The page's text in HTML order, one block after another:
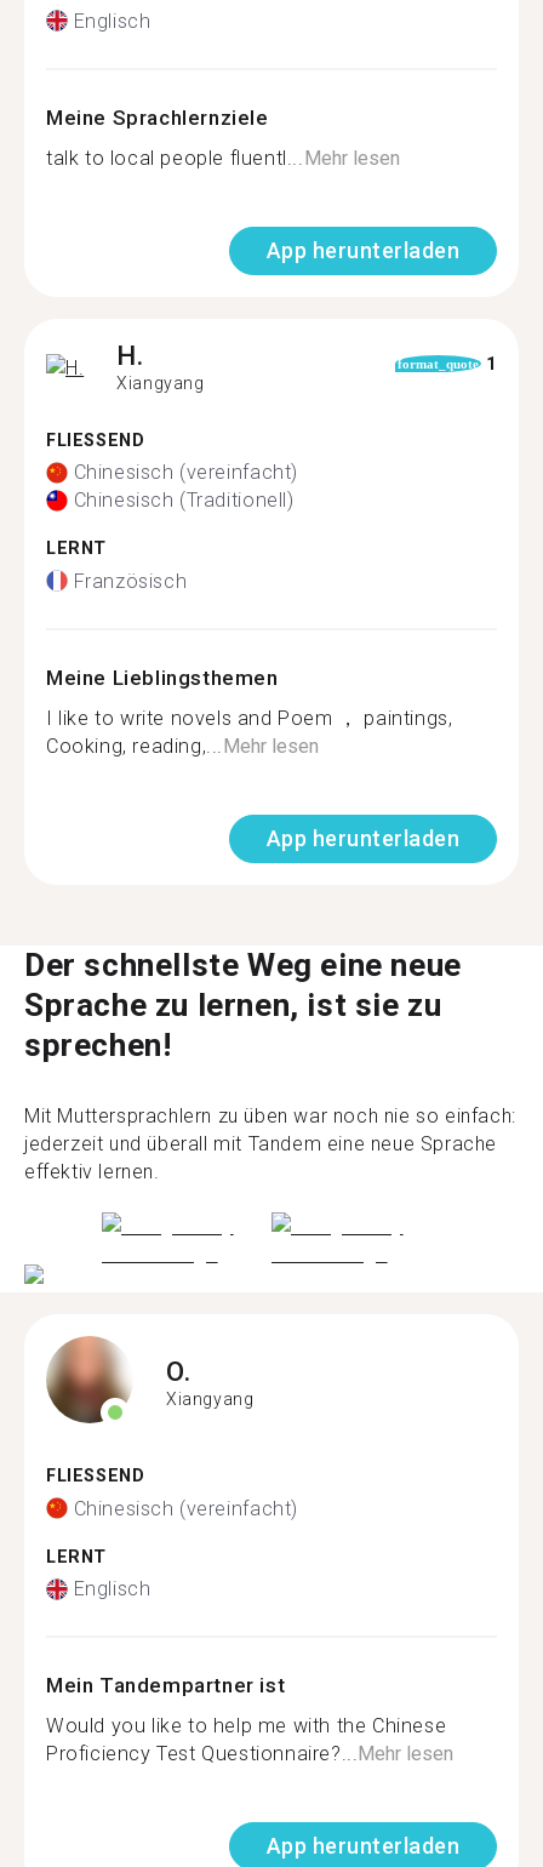
Englisch
Meine Sprachlernziele
talk to local people fluentl... Mehr lesen
App herunterladen
H.
Xiangyang
format_quote 1
FLIESSEND
Chinesisch (vereinfacht)
Chinesisch (Traditionell)
LERNT
Französisch
Meine Lieblingsthemen
I like to write novels and Poem ， paintings,
Cooking, reading,... Mehr lesen
App herunterladen
Der schnellste Weg eine neue
Sprache zu lernen, ist sie zu
sprechen!
Mit Muttersprachlern zu üben war noch nie so einfach:
jederzeit und überall mit Tandem eine neue Sprache
effektiv lernen.
O.
Xiangyang
FLIESSEND
Chinesisch (vereinfacht)
LERNT
Englisch
Mein Tandempartner ist
Would you like to help me with the Chinese
Proficiency Test Questionnaire?...Mehr lesen
App herunterladen